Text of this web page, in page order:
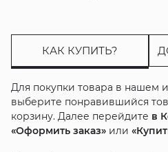
КАК КУПИТЬ?
Для покупки товара в нашем
выберите понравившийся
корзину. Далее перейдите в
«Оформить заказ»или